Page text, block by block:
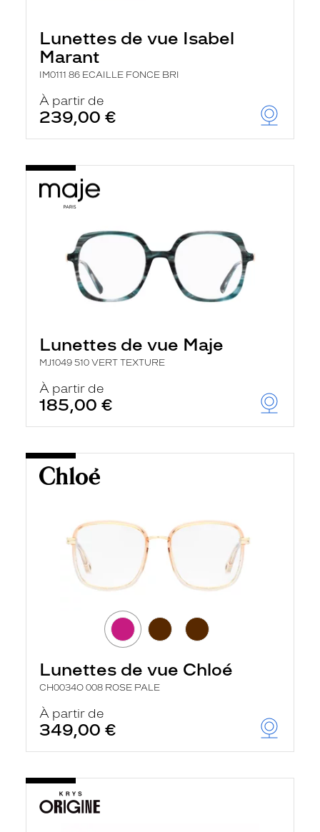
Lunettes de vue Isabel
Marant
IM0111 86 ECAILLE FONCE BRI
À partir de
239,00 €
Lunettes de vue Maje
MJ1049 510 VERT TEXTURE
À partir de
185,00 €
Lunettes de vue Chloé
CH0034O 008 ROSE PALE
À partir de
349,00 €